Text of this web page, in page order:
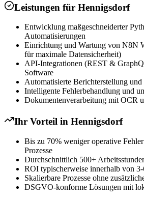
Leistungen für Hennigsdorf
Entwicklung maßgeschneiderter
Automatisierungen
Einrichtung und Wartung von N8N
für maximale Datensicherheit)
API-Integrationen (REST &
Software
Automatisierte Berichterstellung
Intelligente Fehlerbehandlung und
Dokumentenverarbeitung mit OCR
Ihr Vorteil in Hennigsdorf
Bis zu 70% weniger operative
Prozesse
Durchschnittlich 500+
ROI typischerweise innerhalb von
Skalierbare Prozesse ohne
DSGVO-konforme Lösungen mit